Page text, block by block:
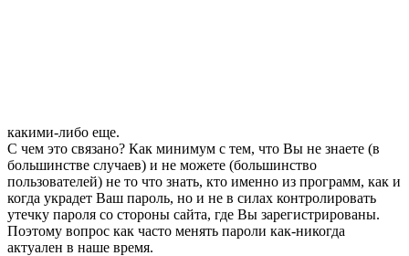
какими-либо еще.
С чем это связано? Как минимум с тем, что Вы не знаете (в
большинстве случаев) и не можете (большинство
пользователей) не то что знать, кто именно из программ, как и
когда украдет Ваш пароль, но и не в силах контролировать
утечку пароля со стороны сайта, где Вы зарегистрированы.
Поэтому вопрос как часто менять пароли как-никогда
актуален в наше время.